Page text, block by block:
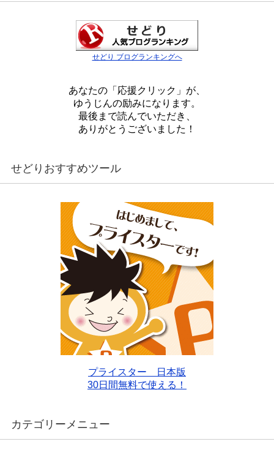
せどり ブログランキングへ
あなたの「応援クリック」が、
ゆうじんの励みになります。
最後まで読んでいただき、
ありがとうございました！
せどりおすすめツール
プライスター 日本版
30日間無料で使える！
カテゴリーメニュー